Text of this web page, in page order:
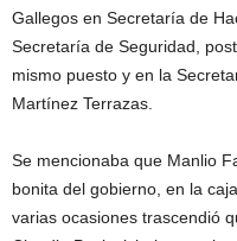
Gallegos en Secretaría de
Secretaría de Seguridad,
mismo puesto y en la
Martínez Terrazas.
Se mencionaba que Manlio
bonita del gobierno, en la
varias ocasiones trascendió